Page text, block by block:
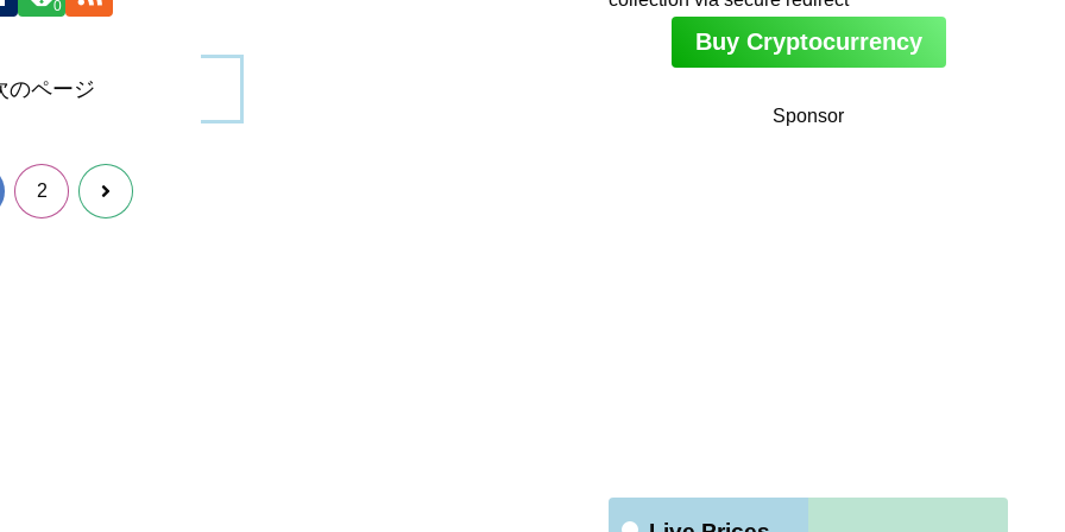
0
のページ
2 次
Buy Cryptocurrency
Sponsor